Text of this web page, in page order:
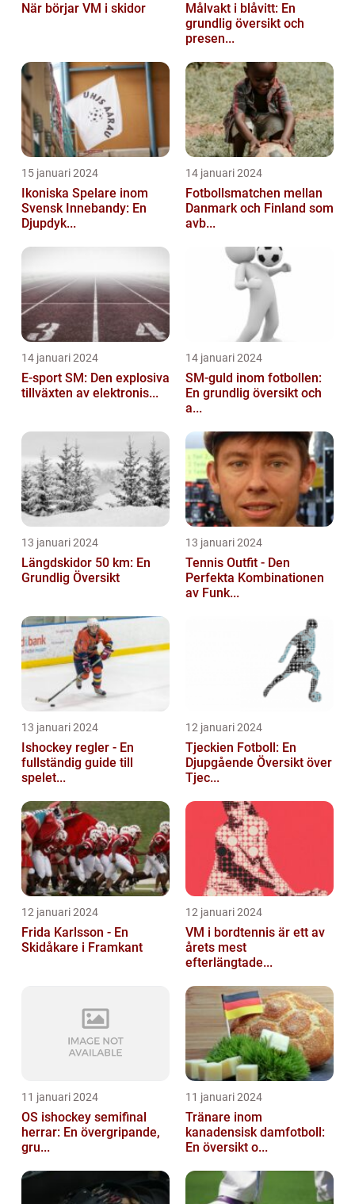
När börjar VM i skidor
Målvakt i blåvitt: En
grundlig översikt och
presen...
15 januari 2024
Ikoniska Spelare inom
Svensk Innebandy: En
Djupdyk...
14 januari 2024
Fotbollsmatchen mellan
Danmark och Finland som
avb...
14 januari 2024
E-sport SM: Den explosiva
tillväxten av elektronis...
14 januari 2024
SM-guld inom fotbollen:
En grundlig översikt och
a...
13 januari 2024
Längdskidor 50 km: En
Grundlig Översikt
13 januari 2024
Tennis Outfit - Den
Perfekta Kombinationen
av Funk...
13 januari 2024
Ishockey regler - En
fullständig guide till
spelet...
12 januari 2024
Tjeckien Fotboll: En
Djupgående Översikt över
Tjec...
12 januari 2024
Frida Karlsson - En
Skidåkare i Framkant
12 januari 2024
VM i bordtennis är ett av
årets mest
efterlängtade...
11 januari 2024
OS ishockey semifinal
herrar: En övergripande,
gru...
11 januari 2024
Tränare inom
kanadensisk damfotboll:
En översikt o...